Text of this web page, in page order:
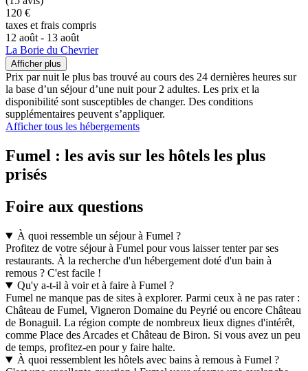
120 €
taxes et frais compris
12 août - 13 août
La Borie du Chevrier
Afficher plus
Prix par nuit le plus bas trouvé au cours des 24 dernières heures sur
la base d’un séjour d’une nuit pour 2 adultes. Les prix et la
disponibilité sont susceptibles de changer. Des conditions
supplémentaires peuvent s’appliquer.
Afficher tous les hébergements
Fumel : les avis sur les hôtels les plus
prisés
Foire aux questions
À quoi ressemble un séjour à Fumel ?
Profitez de votre séjour à Fumel pour vous laisser tenter par ses
restaurants. À la recherche d'un hébergement doté d'un bain à
remous ? C'est facile !
Qu'y a-t-il à voir et à faire à Fumel ?
Fumel ne manque pas de sites à explorer. Parmi ceux à ne pas rater :
Château de Fumel, Vigneron Domaine du Peyrié ou encore Château
de Bonaguil. La région compte de nombreux lieux dignes d'intérêt,
comme Place des Arcades et Château de Biron. Si vous avez un peu
de temps, profitez-en pour y faire halte.
À quoi ressemblent les hôtels avec bains à remous à Fumel ?